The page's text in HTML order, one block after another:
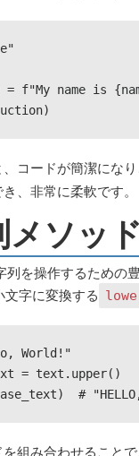
f"My name is
コードが簡潔にな
、非常に柔軟です。
メソッ
列を操作するための
文字に変換する
World!"
= text.upper()
# "HELLO,
組み合わせること